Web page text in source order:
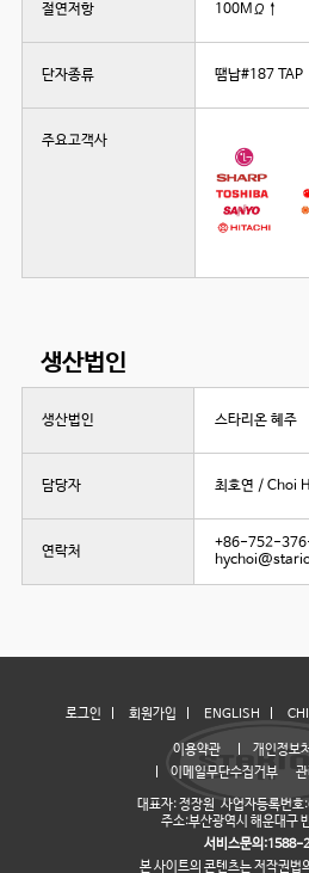
절연저항 100MΩ↑
단자종류 땜납#187 TAP
주요고객사
생산법인
생산법인 스타리온 혜주
담당자 최호연 / Choi
연락처
+86-752-
로그인 회원가입 ENGLISH
이용약관
개인정보
이메일무단수집거부
대표자: 정장원 사업자등록번
주소:부산광역시 해운대구
서비스문의:1588-
본 사이트의 콘텐츠는 저작권법